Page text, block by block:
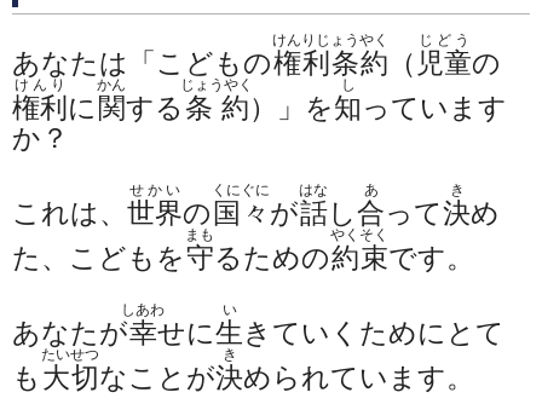
あなたは「こどもの権利条約
けんりじょうやく
（ 児童
じどう
の
権利
けんり
に 関
かん
する条約
じょうやく
）」を知
し
っています
か？
これは、 世界
せかい
の 国々
くにぐに
が話
はな
し合
あ
って決
き
め
た、こどもを守
まも
るための約束
やくそく
です。
あなたが幸
しあわ
せに生
い
きていくためにとて
も 大切
たいせつ
なことが決
き
められています。